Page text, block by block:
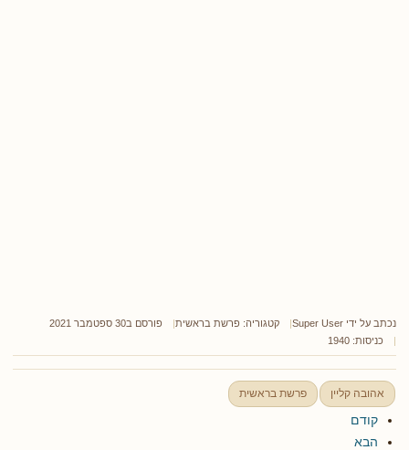
נכתב על ידי Super User קטגוריה: פרשת בראשית
פורסם ב30 ספטמבר 2021
כניסות: 1940
אהובה קליין פרשת בראשית
קודם
הבא